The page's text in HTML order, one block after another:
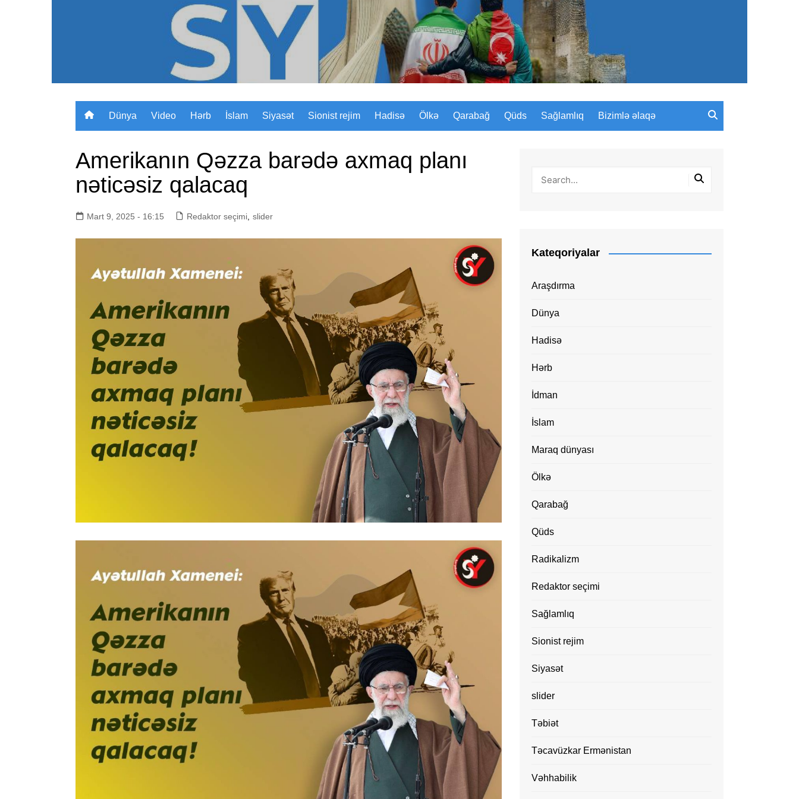
Sizinyol.org
Dünya Video Hərb İslam Siyasət Sionist rejim Hadisə Ölkə Qarabağ Qüds Sağlamlıq Bizimlə əlaqə
Amerikanın Qəzza barədə axmaq planı
nəticəsiz qalacaq
Mart 9, 2025 - 16:15 Redaktor seçimi slider
Kateqoriyalar
Araşdırma
Dünya
Hadisə
Hərb
İdman
İslam
Maraq dünyası
Ölkə
Qarabağ
Qüds
Radikalizm
Redaktor seçimi
Sağlamlıq
Sionist rejim
Siyasət
slider
Təbiət
Təcavüzkar Ermənistan
Vəhhabilik